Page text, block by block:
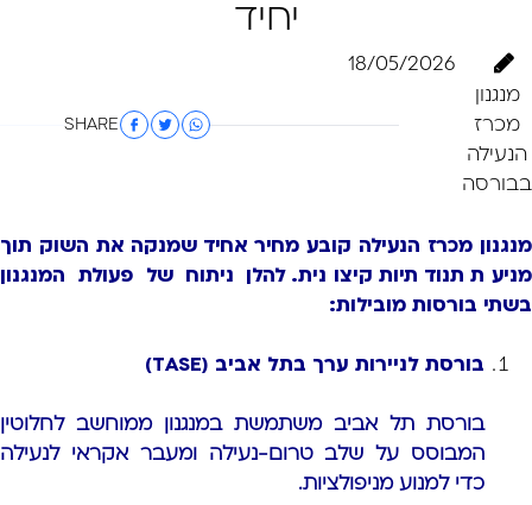
יחיד
מנגנון
מכרז
הנעילה
בבורסה
18/05/2026
SHARE
מנגנון מכרז הנעילה קובע מחיר אחיד שמנקה את השוק תוך
מניעת תנודתיות קיצונית. להלן ניתוח של פעולת המנגנון
בשתי בורסות מובילות:
בורסת לניירות ערך בתל אביב (TASE)
בורסת תל אביב משתמשת במנגנון ממוחשב לחלוטין
המבוסס על שלב טרום-נעילה ומעבר אקראי לנעילה
כדי למנוע מניפולציות.